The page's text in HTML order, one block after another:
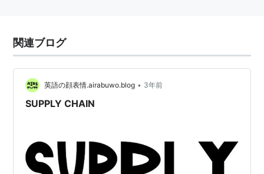
関連ブログ
英語の顔表情.airabuwo.blog • 3年前
SUPPLY CHAIN